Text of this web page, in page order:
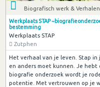
Biografisch werk & Verhalen
Werkplaats STAP
bestemming
Werkplaats STAP
Zutphen
Het verhaal van je leven. Stap
en anders moet kunnen. Je
biografie onderzoek wordt je
potentie. Met vertrouwen op je